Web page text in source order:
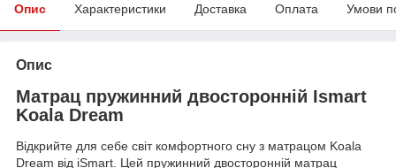
Опис Характеристики Доставка Оплата Умови
Опис
Матрац пружинний двосторонній Ismart
Koala Dream
Відкрийте для себе світ комфортного сну з матрацом Koala
Dream від iSmart. Цей пружинний двосторонній матрац